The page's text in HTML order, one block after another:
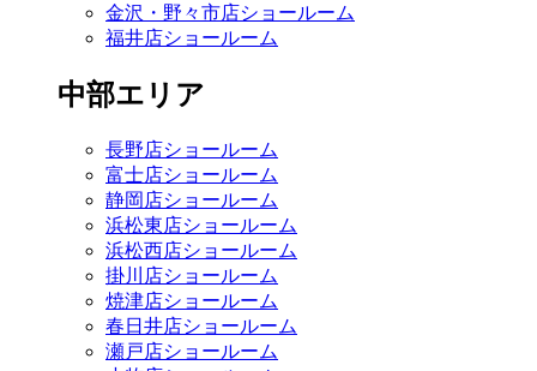
金沢・野々市店ショールーム
福井店ショールーム
中部エリア
長野店ショールーム
富士店ショールーム
静岡店ショールーム
浜松東店ショールーム
浜松西店ショールーム
掛川店ショールーム
焼津店ショールーム
春日井店ショールーム
瀬戸店ショールーム